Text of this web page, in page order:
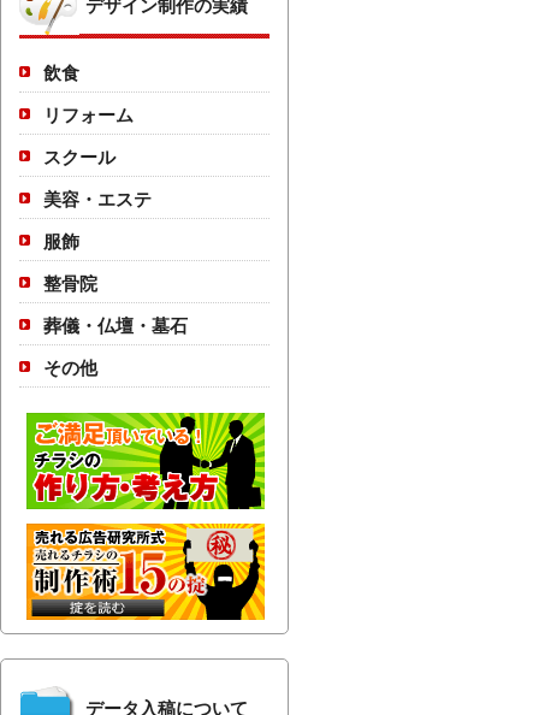
デザイン制作の実績
飲食
リフォーム
スクール
美容・エステ
服飾
整骨院
葬儀・仏壇・墓石
その他
データ入稿について